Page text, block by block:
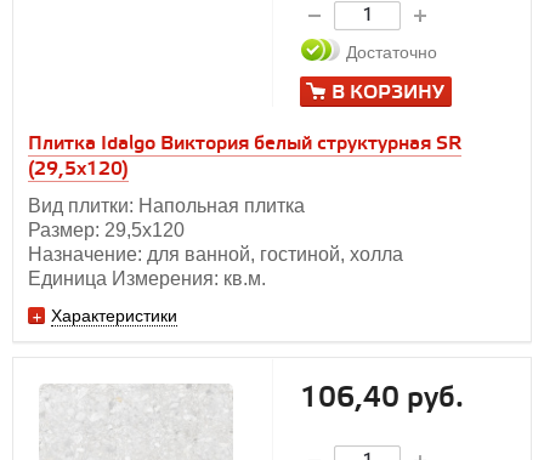
Плитка Idalgo Виктория белый структурная SR
(29,5х120)
Вид плитки: Напольная плитка
Размер: 29,5х120
Назначение: для ванной, гостиной, холла
Единица Измерения: кв.м.
Характеристики
Достаточно
В КОРЗИНУ
106,40 руб.